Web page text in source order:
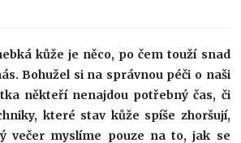
kůže je něco, po čem touží snad
Bohužel si na správnou péči o naši
někteří nenajdou potřebný čas, či
které stav kůže spíše zhoršují,
večer myslíme pouze na to, jak se